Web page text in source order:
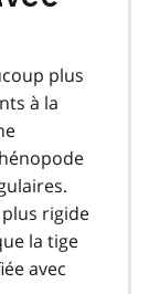
plus
à la
plus rigide
la tige
avec